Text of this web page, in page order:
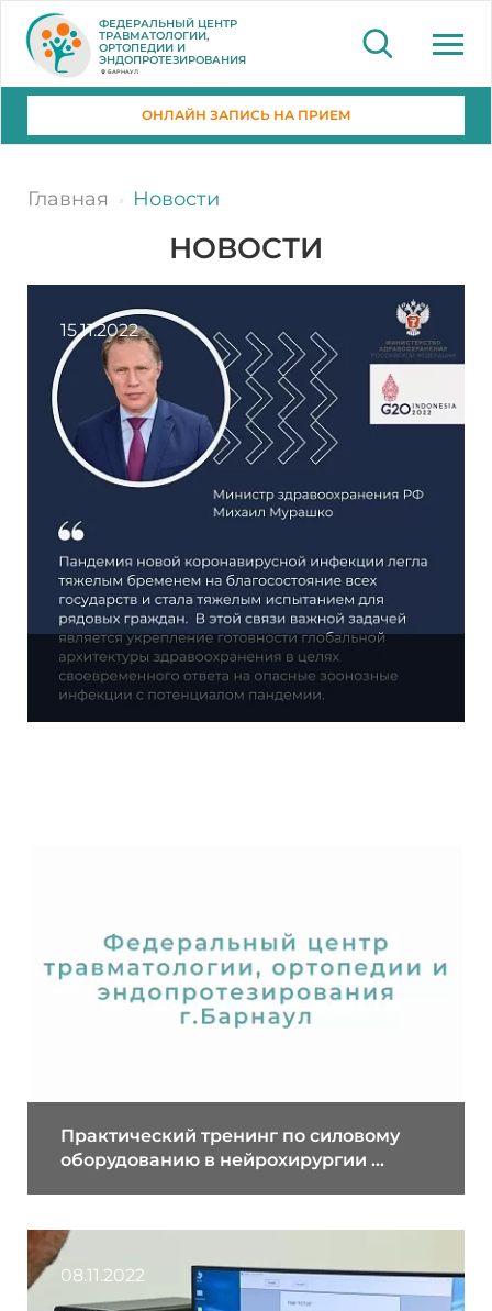
ФЕДЕРАЛЬНЫЙ ЦЕНТР
ТРАВМАТОЛОГИИ,
ОРТОПЕДИИ И
ЭНДОПРОТЕЗИРОВАНИЯ
БАРНАУЛ
ОНЛАЙН ЗАПИСЬ НА ПРИЕМ
Главная Новости
НОВОСТИ
15.11.2022
Практический тренинг по силовому
оборудованию в нейрохирургии ...
08.11.2022